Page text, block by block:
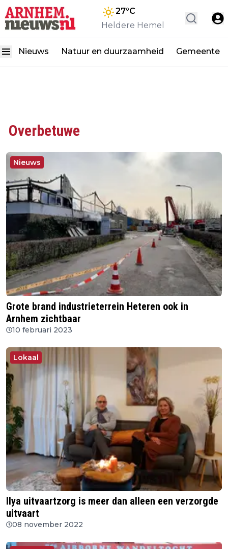
27°C
Heldere Hemel
Nieuws Natuur en duurzaamheid Gemeente
Overbetuwe
Nieuws
Grote brand industrieterrein Heteren ook in
Arnhem zichtbaar
10 februari 2023
Lokaal
Ilya uitvaartzorg is meer dan alleen een verzorgde
uitvaart
08 november 2022